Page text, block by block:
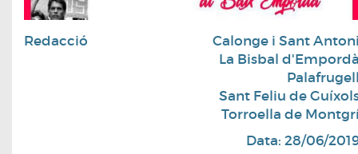
Redacció
Calonge i Sant
La Bisbal
Sant Feliu de
Torroella de
Data: 28/06/